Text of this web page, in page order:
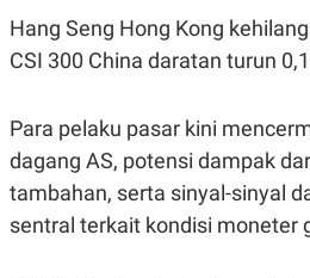
Hang Seng Hong Kong
CSI 300 China daratan turun
Para pelaku pasar kini
dagang AS, potensi dampak
tambahan, serta sinyal-sinyal
sentral terkait kondisi moneter